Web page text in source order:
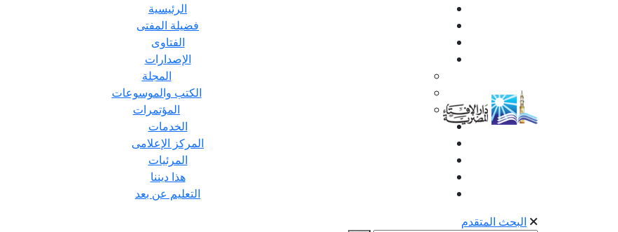
الرئيسية
فضيلة المفتى
الفتاوى
الإصدارات
المجلة
الكتب والموسوعات
المؤتمرات
الخدمات
المركز الإعلامى
المرئيات
هذا ديننا
التعليم عن بعد
البحث المتقدم